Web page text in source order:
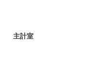
主計室